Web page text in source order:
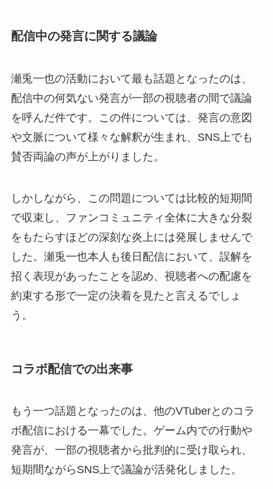
配信中の発言に関する議論
瀬兎一也の活動において最も話題となったのは、
配信中の何気ない発言が一部の視聴者の間で議論
を呼んだ件です。この件については、発言の意図
や文脈について様々な解釈が生まれ、SNS上でも
賛否両論の声が上がりました。
しかしながら、この問題については比較的短期間
で収束し、ファンコミュニティ全体に大きな分裂
をもたらすほどの深刻な炎上には発展しませんで
した。瀬兎一也本人も後日配信において、誤解を
招く表現があったことを認め、視聴者への配慮を
約束する形で一定の決着を見たと言えるでしょ
う。
コラボ配信での出来事
もう一つ話題となったのは、他のVTuberとのコラ
ボ配信における一幕でした。ゲーム内での行動や
発言が、一部の視聴者から批判的に受け取られ、
短期間ながらSNS上で議論が活発化しました。